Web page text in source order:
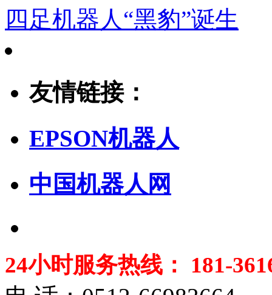
四足机器人“黑豹”诞生
友情链接：
EPSON机器人
中国机器人网
24小时服务热线： 181-